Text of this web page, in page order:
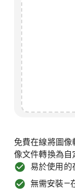
免費在線將圖像
像文件轉換為自
易於使用的
無需安裝—